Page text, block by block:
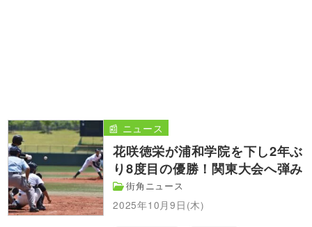
花咲徳栄が浦和学院を下し2年ぶ
り8度目の優勝！関東大会へ弾み
街角ニュース
2025年10月9日(木)
📰 ニュース